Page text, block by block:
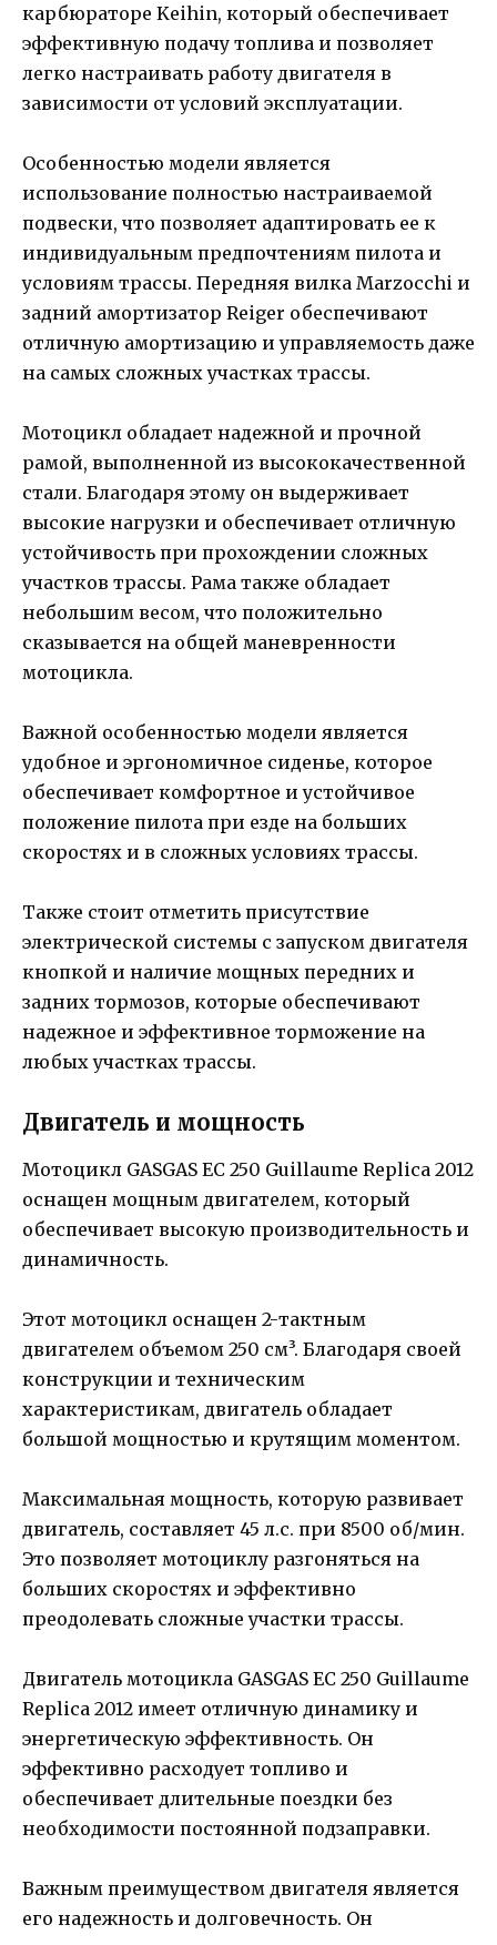
карбюраторе Keihin, который обеспечивает
эффективную подачу топлива и позволяет
легко настраивать работу двигателя в
зависимости от условий эксплуатации.
Особенностью модели является
использование полностью настраиваемой
подвески, что позволяет адаптировать ее к
индивидуальным предпочтениям пилота и
условиям трассы. Передняя вилка Marzocchi и
задний амортизатор Reiger обеспечивают
отличную амортизацию и управляемость даже
на самых сложных участках трассы.
Мотоцикл обладает надежной и прочной
рамой, выполненной из высококачественной
стали. Благодаря этому он выдерживает
высокие нагрузки и обеспечивает отличную
устойчивость при прохождении сложных
участков трассы. Рама также обладает
небольшим весом, что положительно
сказывается на общей маневренности
мотоцикла.
Важной особенностью модели является
удобное и эргономичное сиденье, которое
обеспечивает комфортное и устойчивое
положение пилота при езде на больших
скоростях и в сложных условиях трассы.
Также стоит отметить присутствие
электрической системы с запуском двигателя
кнопкой и наличие мощных передних и
задних тормозов, которые обеспечивают
надежное и эффективное торможение на
любых участках трассы.
Двигатель и мощность
Мотоцикл GASGAS EC 250 Guillaume Replica 2012
оснащен мощным двигателем, который
обеспечивает высокую производительность и
динамичность.
Этот мотоцикл оснащен 2-тактным
двигателем объемом 250 см³. Благодаря своей
конструкции и техническим
характеристикам, двигатель обладает
большой мощностью и крутящим моментом.
Максимальная мощность, которую развивает
двигатель, составляет 45 л.с. при 8500 об/мин.
Это позволяет мотоциклу разгоняться на
больших скоростях и эффективно
преодолевать сложные участки трассы.
Двигатель мотоцикла GASGAS EC 250 Guillaume
Replica 2012 имеет отличную динамику и
энергетическую эффективность. Он
эффективно расходует топливо и
обеспечивает длительные поездки без
необходимости постоянной подзаправки.
Важным преимуществом двигателя является
его надежность и долговечность. Он